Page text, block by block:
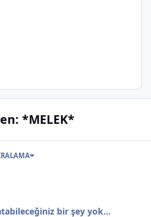
*MELEK*
bir şey yok...